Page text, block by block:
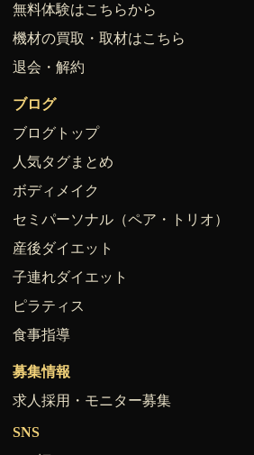
無料体験はこちらから
機材の買取・取材はこちら
退会・解約
ブログ
ブログトップ
人気タグまとめ
ボディメイク
セミパーソナル（ペア・トリオ）
産後ダイエット
子連れダイエット
ピラティス
食事指導
募集情報
求人採用・モニター募集
SNS